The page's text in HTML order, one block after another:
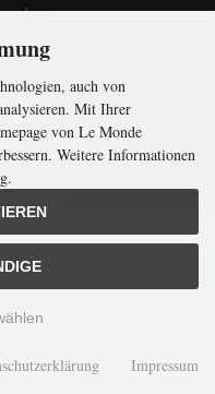
ified eCommerce Shopsoftware
auch von
Mit Ihrer
von Le Monde
Weitere Informationen
Impressum